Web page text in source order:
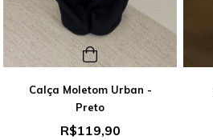
Calça Moletom Urban -
Preto
R$119,90